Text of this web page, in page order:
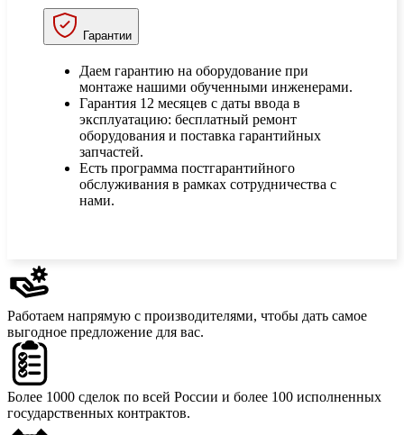
Гарантии
Даем гарантию на оборудование при
монтаже нашими обученными инженерами.
Гарантия 12 месяцев с даты ввода в
эксплуатацию: бесплатный ремонт
оборудования и поставка гарантийных
запчастей.
Есть программа постгарантийного
обслуживания в рамках сотрудничества с
нами.
Работаем напрямую с производителями, чтобы дать самое
выгодное предложение для вас.
Более 1000 сделок по всей России и более 100 исполненных
государственных контрактов.